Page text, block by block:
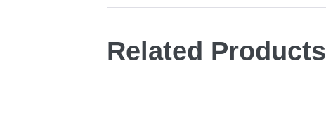
Related Products